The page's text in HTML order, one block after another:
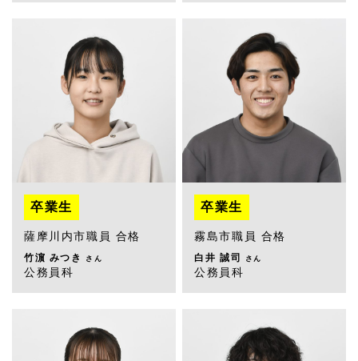
卒業生
薩摩川内市職員 合格
竹濵 みつき さん
公務員科
卒業生
霧島市職員 合格
白井 誠司 さん
公務員科